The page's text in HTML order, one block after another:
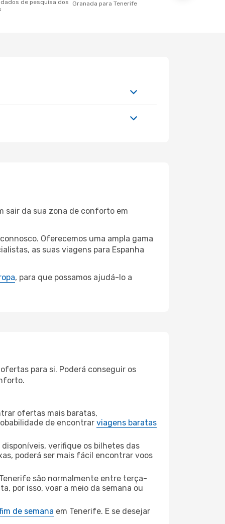
de pesquisa dos
Granada para Tenerife
sair da sua zona de conforto em
Oferecemos uma ampla gama
as suas viagens para Espanha
, para que possamos ajudá-lo a
para si. Poderá conseguir os
ofertas mais baratas,
de encontrar viagens baratas
verifique os bilhetes das
poderá ser mais fácil encontrar voos
são normalmente entre terça-
por isso, voar a meio da semana ou
de semana em Tenerife. E se desejar